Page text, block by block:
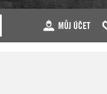
MŮJ ÚČET